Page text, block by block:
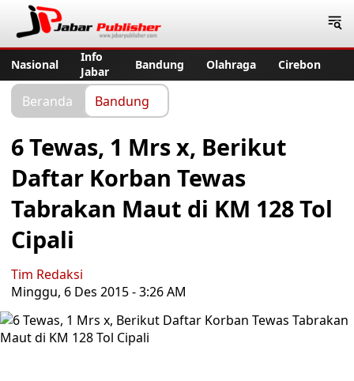
Nasional
Info
Jabar
Bandung Olahraga Cirebon
Beranda Bandung
6 Tewas, 1 Mrs x, Berikut
Daftar Korban Tewas
Tabrakan Maut di KM 128 Tol
Cipali
Tim Redaksi
Minggu, 6 Des 2015 - 3:26 AM